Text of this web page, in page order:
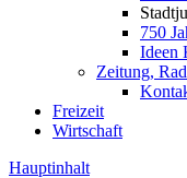
750
Ideen
Zeitung,
Freizeit
Wirtschaft
Hauptinhalt